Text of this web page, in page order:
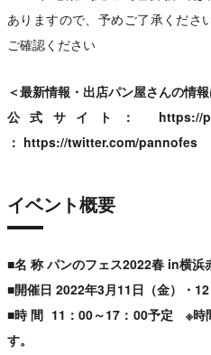
ありますので、予めご了承くださ
ご確認ください
＜最新情報・出店パン屋さんの情
公式サイト： https://
： https://twitter.com/pannofes
イベント概要
■名 称 パンのフェス2022春 in横浜
■開催日 2022年3月11日（金）・12
■時 間 11：00～17：00予定 ※時
す。